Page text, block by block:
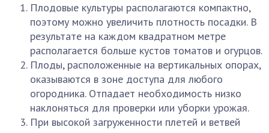
Плодовые культуры располагаются компактно,
поэтому можно увеличить плотность посадки. В
результате на каждом квадратном метре
располагается больше кустов томатов и огурцов.
Плоды, расположенные на вертикальных опорах,
оказываются в зоне доступа для любого
огородника. Отпадает необходимость низко
наклоняться для проверки или уборки урожая.
При высокой загруженности плетей и ветвей